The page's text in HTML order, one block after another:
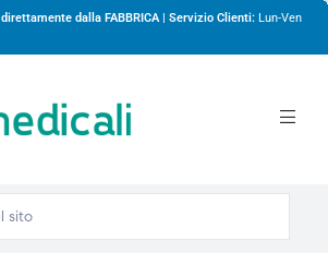
dalla FABBRICA | Servizio Clienti: Lun-Ven